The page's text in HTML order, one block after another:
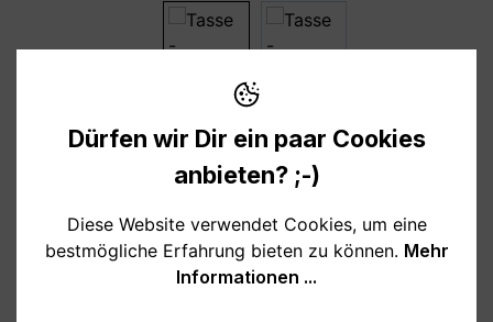
10,95 €
Preise inkl. MwSt. zzgl. Versandkosten
auswählen
Dürfen wir Dir ein paar Cookies
anbieten? ;-)
Diese Website verwendet Cookies, um eine
bestmögliche Erfahrung bieten zu können. Mehr
Informationen ...